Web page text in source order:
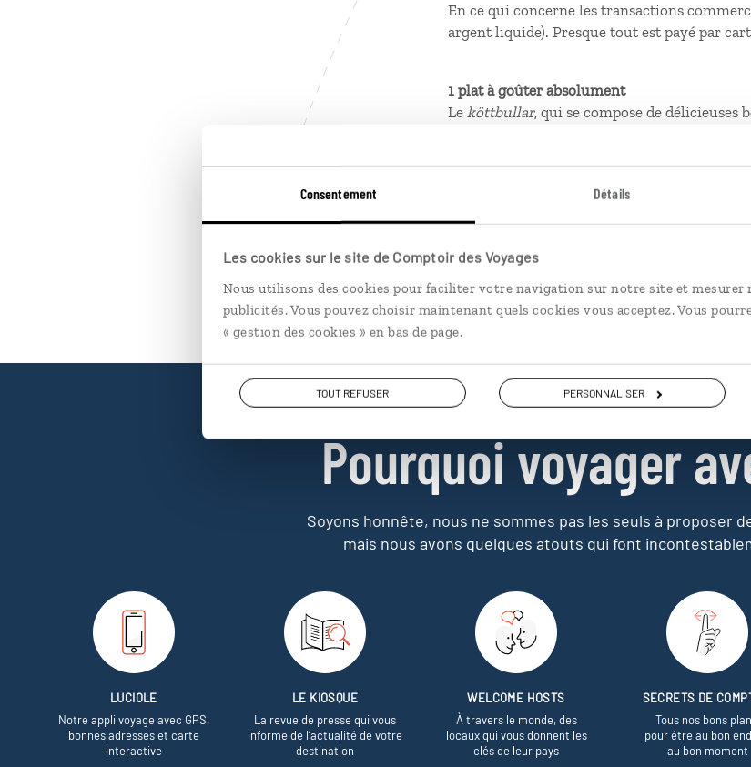
Consentement Détails
Les cookies sur le site de Comptoir des Voyages
Nous utilisons des cookies pour faciliter votre navigation sur notre site et mesurer
publicités. Vous pouvez choisir maintenant quels cookies vous acceptez. Vous
« gestion des cookies » en bas de page.
TOUT REFUSER PERSONNALISER
En ce qui concerne les transactions
argent liquide). Presque tout est payé par
1 plat à goûter absolument
Le köttbullar, qui se compose de délicieuses
pommes de terre et d'une confiture aux
Monteliusvägen, une charmante
la mairie et la vieille ville.
1 expérience à vivre
Pourquoi voyager
Soyons honnête, nous ne sommes pas les seuls à proposer
mais nous avons quelques atouts qui font
LUCIOLE
Notre appli voyage avec GPS,
bonnes adresses et carte
interactive
LE KIOSQUE
La revue de presse qui vous
informe de l’actualité de votre
destination
WELCOME HOSTS
À travers le monde, des
locaux qui vous donnent les
clés de leur pays
SECRETS DE
Tous nos bons
pour être au bon
au bon moment